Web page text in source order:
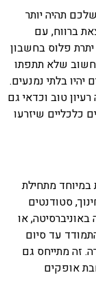
תהיה יותר
ברווח, עם
פלוס בחשבון
חשוב שלא תתפתו
בלתי נמנעים.
רעיון טוב וכדאי גם
כלכליים שיזרעו
במיוחד מתחילת
סטודנטים
או
עד סיום
זה מתייחס גם
אופקים